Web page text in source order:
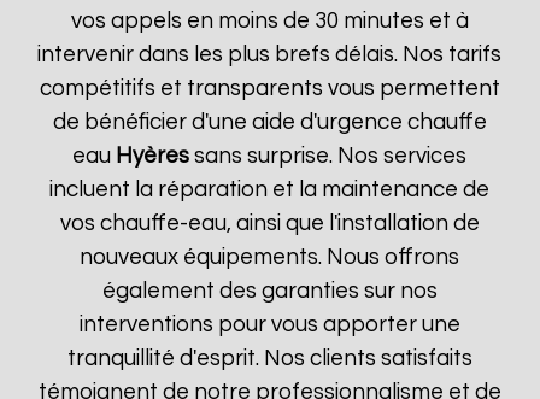
vos appels en moins de 30 minutes et à
intervenir dans les plus brefs délais. Nos tarifs
compétitifs et transparents vous permettent
de bénéficier d'une aide d'urgence chauffe
eau Hyères sans surprise. Nos services
incluent la réparation et la maintenance de
vos chauffe-eau, ainsi que l'installation de
nouveaux équipements. Nous offrons
également des garanties sur nos
interventions pour vous apporter une
tranquillité d'esprit. Nos clients satisfaits
témoignent de notre professionnalisme et de